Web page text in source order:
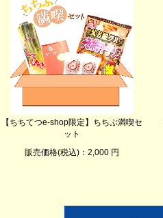
【ちちてつe-shop限定】ちちぶ満喫セ
ット
販売価格(税込)：2,000 円